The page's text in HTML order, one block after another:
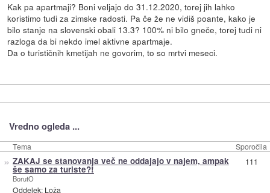
Kak pa apartmaji? Boni veljajo do 31.12.2020, torej jih lahko
koristimo tudi za zimske radosti. Pa če že ne vidiš poante, kako je
bilo stanje na slovenski obali 13.3? 100% ni bilo gneče, torej tudi ni
razloga da bi nekdo imel aktivne apartmaje.
Da o turističnih kmetijah ne govorim, to so mrtvi meseci.
Vredno ogleda ...
Tema Sporočila
» ZAKAJ se stanovanja več ne oddajajo v najem, ampak
še samo za turiste?!
BorutO
Oddelek: Loža
111